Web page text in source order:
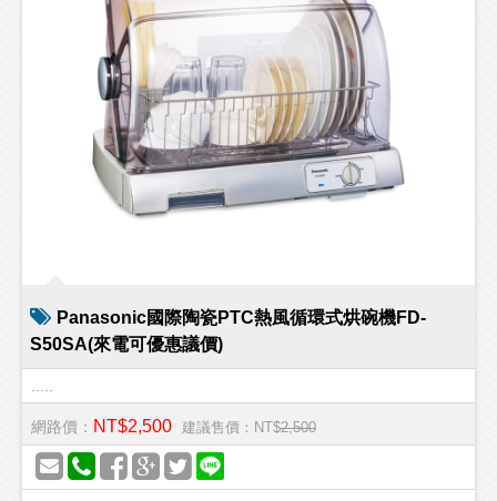
Panasonic國際陶瓷PTC熱風循環式烘碗機FD-
S50SA(來電可優惠議價)
網路價： NT$2,500 建議售價：NT$2,500